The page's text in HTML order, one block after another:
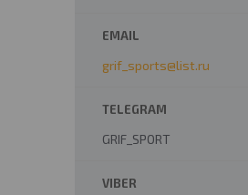
grif_sports@list.ru
GRIF_SPORT